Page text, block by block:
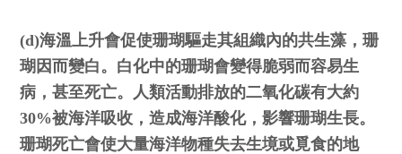
(d)海溫上升會促使珊瑚驅走其組織內的共生藻，珊
瑚因而變白。白化中的珊瑚會變得脆弱而容易生
病，甚至死亡。人類活動排放的二氧化碳有大約
30%被海洋吸收，造成海洋酸化，影響珊瑚生長。
珊瑚死亡會使大量海洋物種失去生境或覓食的地